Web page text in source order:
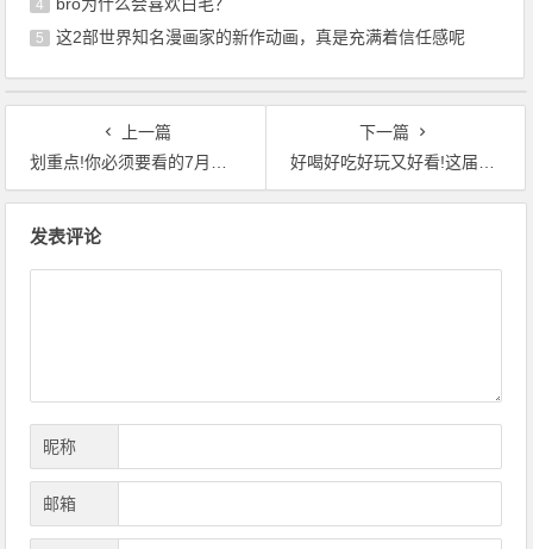
4
5 这2部世界知名漫画家的新作动画，真是充满着信任感呢
上一篇
划重点!你必须要看的7月广州萤火虫逛展攻略
下一篇
好喝好吃好玩又好看!这届萤火祭有点“新奇”事!
发表评论
昵称
邮箱